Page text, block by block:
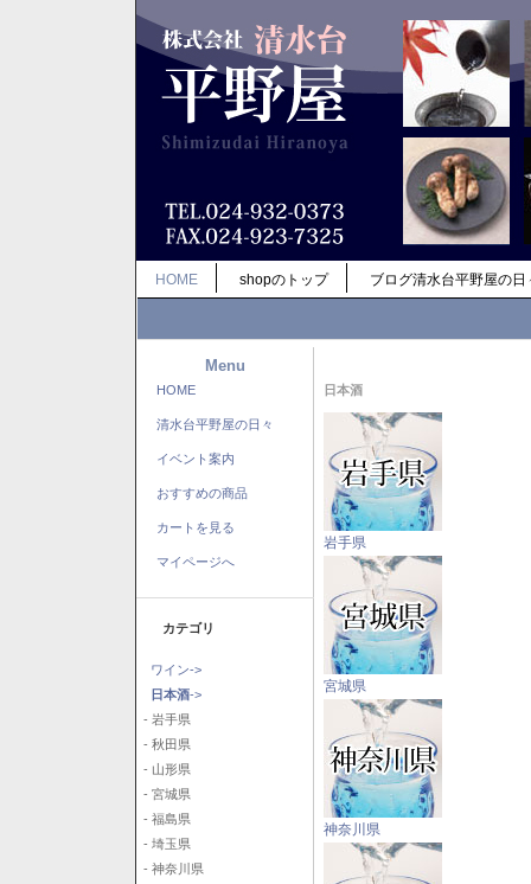
HOME shopのトップ ブログ清水台平野屋の日
Menu
HOME
清水台平野屋の日々
イベント案内
おすすめの商品
カートを見る
マイページへ
カテゴリ
ワイン->
日本酒->
- 岩手県
- 秋田県
- 山形県
- 宮城県
- 福島県
- 埼玉県
- 神奈川県
日本酒
岩手県
宮城県
神奈川県